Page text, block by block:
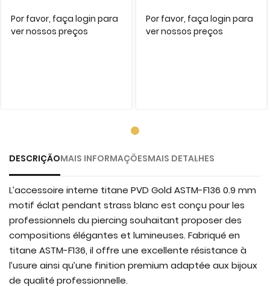
Por favor, faça login para
ver nossos preços
Por favor, faça login para
ver nossos preços
DESCRIÇÃOMAIS INFORMAÇÕESMAIS DETALHES
L’accessoire interne titane PVD Gold ASTM-F136 0.9 mm
motif éclat pendant strass blanc est conçu pour les
professionnels du piercing souhaitant proposer des
compositions élégantes et lumineuses. Fabriqué en
titane ASTM-F136, il offre une excellente résistance à
l’usure ainsi qu’une finition premium adaptée aux bijoux
de qualité professionnelle.